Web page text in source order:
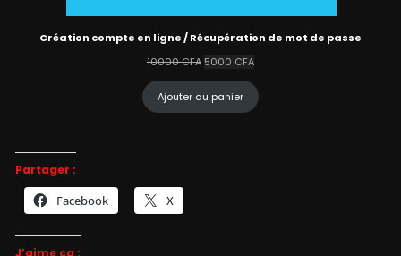
Création compte en ligne / Récupération de mot de passe
10000CFA Le
initial
était :
5000 CFALe
actuel
est :
Ajouter au panier
Partager :
Facebook X